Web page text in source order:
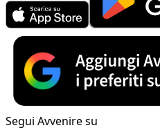
Segui Avvenire su